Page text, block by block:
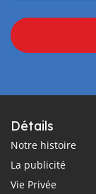
Détails
Notre histoire
La publicité
Vie Privée